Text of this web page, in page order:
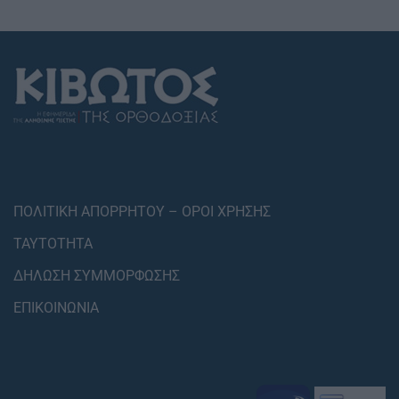
ΠΟΛΙΤΙΚΗ ΑΠΟΡΡΗΤΟΥ – ΟΡΟΙ ΧΡΗΣΗΣ
ΤΑΥΤΟΤΗΤΑ
ΔΗΛΩΣΗ ΣΥΜΜΟΡΦΩΣΗΣ
ΕΠΙΚΟΙΝΩΝΙΑ